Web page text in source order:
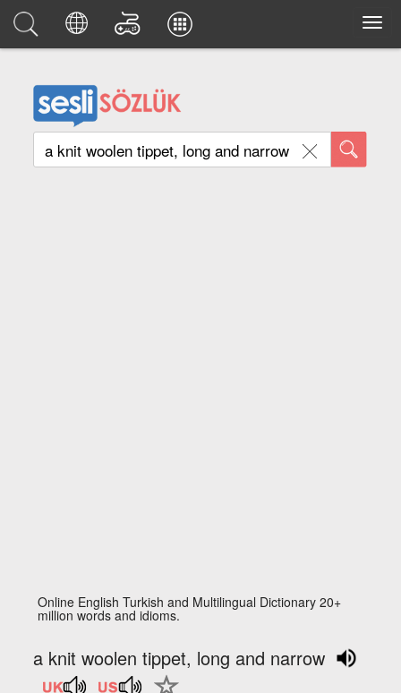
Online English Turkish and Multilingual Dictionary 20+
million words and idioms.
a knit woolen tippet, long and narrow